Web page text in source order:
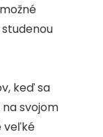
keď sa
svojom
veľké